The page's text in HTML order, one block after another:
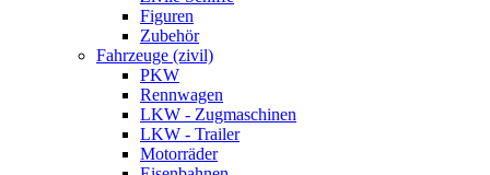
Figuren
Zubehör
Fahrzeuge (zivil)
PKW
Rennwagen
LKW - Zugmaschinen
LKW - Trailer
Motorräder